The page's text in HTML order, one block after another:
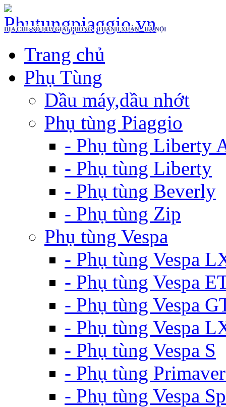
ĐỊA CHỈ: SỐ 1035 GIẢI PHÓNG - THANH XUÂN - HÀ NỘI
Trang chủ
Phụ Tùng
Dầu máy,dầu nhớt
Phụ tùng Piaggio
- Phụ tùng Liberty
- Phụ tùng Liberty
- Phụ tùng Beverly
- Phụ tùng Zip
Phụ tùng Vespa
- Phụ tùng Vespa
- Phụ tùng Vespa
- Phụ tùng Vespa
- Phụ tùng Vespa
- Phụ tùng Vespa S
- Phụ tùng
- Phụ tùng Vespa